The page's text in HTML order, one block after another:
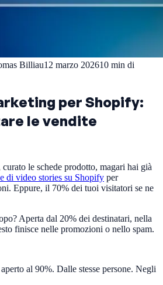
Billiau12 marzo 202610 min di
per Shopify:
le vendite
le schede prodotto, magari hai già
di video stories su Shopify per
Eppure, il 70% dei tuoi visitatori se ne
Aperta dal 20% dei destinatari, nella
finisce nelle promozioni o nello spam.
al 90%. Dalle stesse persone. Negli